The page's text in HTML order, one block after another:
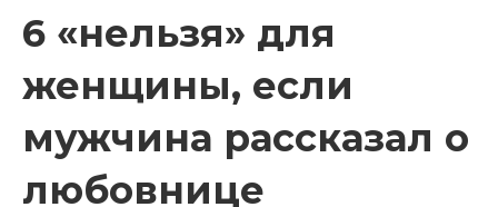
6 «нельзя» для
женщины, если
мужчина рассказал о
любовнице